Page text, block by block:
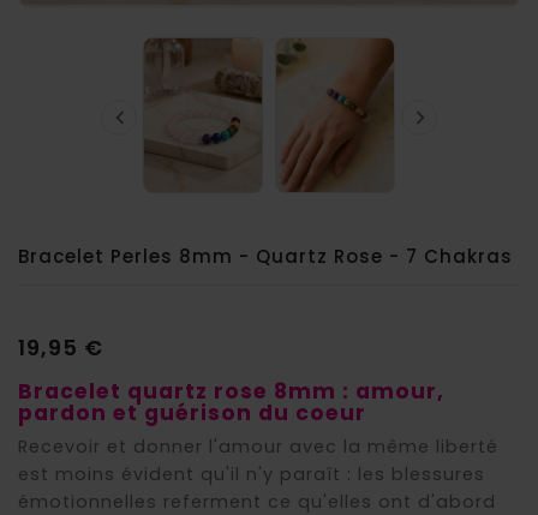
 
Bracelet Perles 8mm - Quartz Rose - 7 Chakras
19,95 €
Bracelet quartz rose 8mm : amour,
pardon et guérison du coeur
Recevoir et donner l'amour avec la même liberté
est moins évident qu'il n'y paraît : les blessures
émotionnelles referment ce qu'elles ont d'abord